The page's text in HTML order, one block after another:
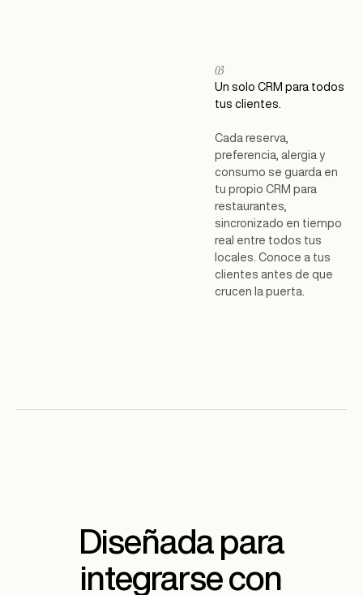
03
Un solo CRM para todos
tus clientes.
Cada reserva,
preferencia, alergia y
consumo se guarda en
tu propio CRM para
restaurantes,
sincronizado en tiempo
real entre todos tus
locales. Conoce a tus
clientes antes de que
crucen la puerta.
Diseñada para
integrarse con